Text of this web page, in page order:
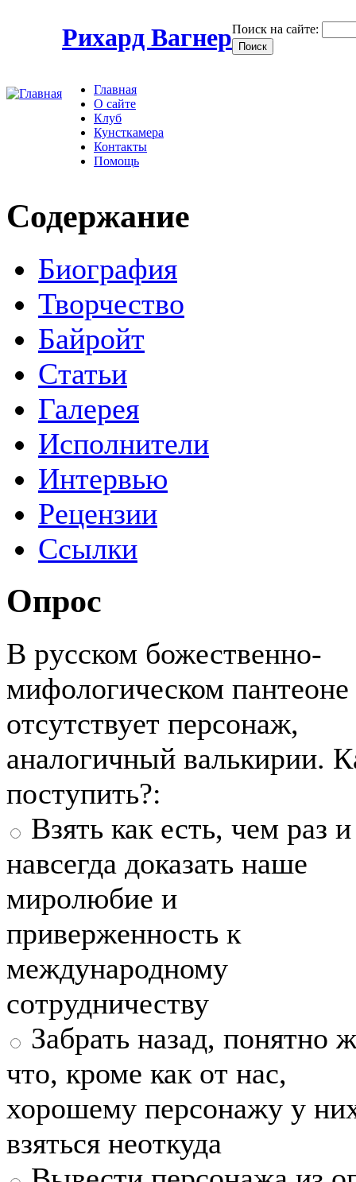
Рихард ВагнерПоиск на сайте:
Главная
О сайте
Клуб
Кунсткамера
Контакты
Помощь
Содержание
Биография
Творчество
Байройт
Статьи
Галерея
Исполнители
Интервью
Рецензии
Ссылки
Опрос
В русском божественно-
мифологическом пантеоне
отсутствует персонаж,
аналогичный валькирии.
поступить?:
Взять как есть, чем раз и
навсегда доказать наше
миролюбие и
приверженность к
международному
сотрудничеству
Забрать назад, понятно
что, кроме как от нас,
хорошему персонажу у
взяться неоткуда